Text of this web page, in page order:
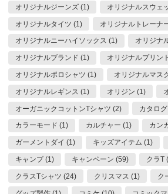
オリジナルジーンズ (1) オリジナルスウェ
オリジナルタイツ (1) オリジナルトレーナ
オリジナルニーハイソックス (1) オリジナ
オリジナルブランド (1) オリジナルプリン
オリジナルポロシャツ (1) オリジナルマス
オリジナルレギンス (1) オリジン (1)
オーガニックコットンTシャツ (2) カタロ
カラーモード (1) カルチャー (1) カン
ガーメントダイ (1) キッズアイテム (1)
キャンプ (1) キャンペーン (59) クラT
クラスTシャツ (24) クリスマス (1) ク